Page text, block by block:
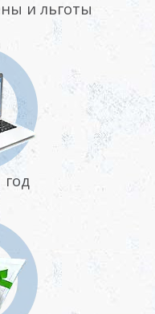
и льготы
год